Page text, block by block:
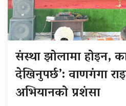
संस्था झोलामा होइन,
देखिनुपर्छ’: वाणगंगा
अभियानको प्रशंसा